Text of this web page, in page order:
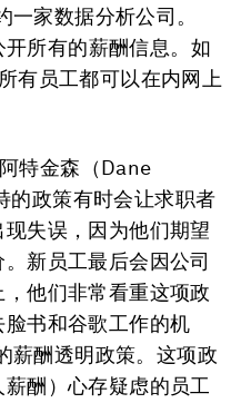
家数据分析公司。
开所有的薪酬信息。如
有员工都可以在内网上
特金森（Dane
政策有时会让求职者
失误，因为他们期望
新员工最后会因公司
他们非常看重这项政
书和谷歌工作的机
薪酬透明政策。这项政
酬）心存疑虑的员工